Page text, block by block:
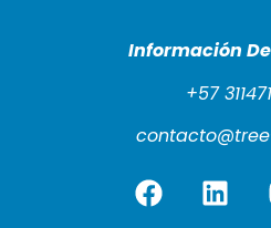
Información
+57